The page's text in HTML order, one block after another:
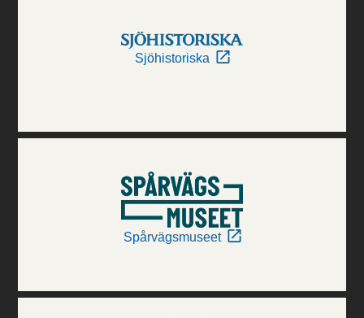
Sjöhistoriska
Spårvägsmuseet